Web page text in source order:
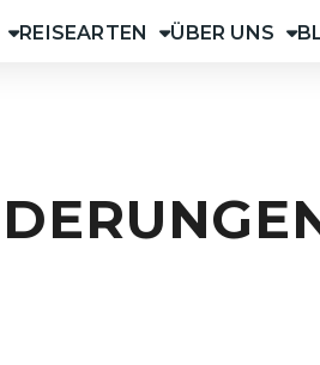
REISEARTEN ÜBER UNS